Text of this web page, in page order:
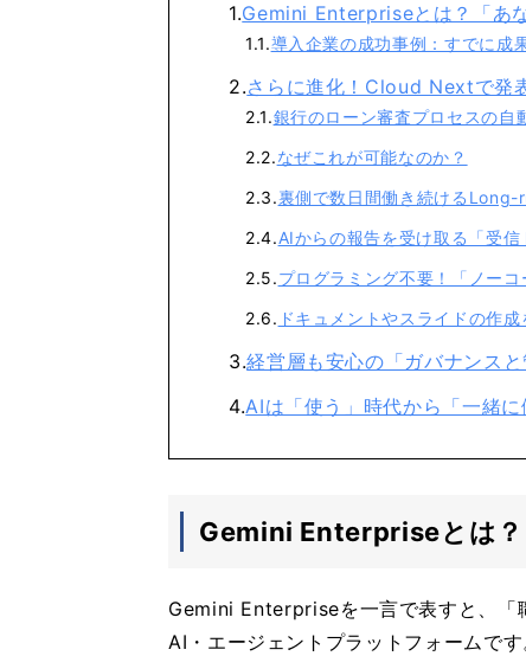
Gemini Enterpriseとは？「あ
導入企業の成功事例：すでに成
さらに進化！Cloud Nextで発
銀行のローン審査プロセスの自
なぜこれが可能なのか？
裏側で数日間働き続ける
AIからの報告を受け取る「受
プログラミング不要！「ノー
ドキュメントやスライドの作
経営層も安心の「ガバナンスと
AIは「使う」時代から「一緒
Gemini Enterpriseとは？
Gemini Enterpriseを一言で表すと、「
AI・エージェントプラットフォームで